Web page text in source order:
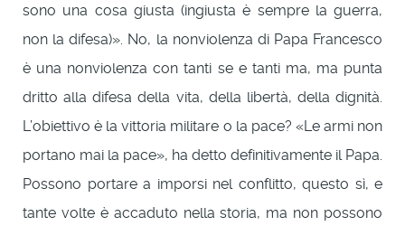
sono una cosa giusta (ingiusta è sempre la guerra,
non la difesa)». No, la nonviolenza di Papa Francesco
è una nonviolenza con tanti se e tanti ma, ma punta
dritto alla difesa della vita, della libertà, della dignità.
L’obiettivo è la vittoria militare o la pace? «Le armi non
portano mai la pace», ha detto definitivamente il Papa.
Possono portare a imporsi nel conflitto, questo sì, e
tante volte è accaduto nella storia, ma non possono